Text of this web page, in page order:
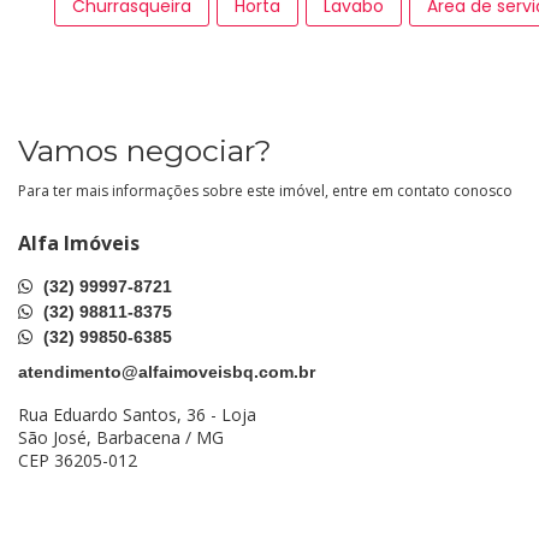
Churrasqueira Horta Lavabo Àrea de
Vamos negociar?
Para ter mais informações sobre este imóvel, entre em contato conosco
Alfa Imóveis
(32) 99997-8721
(32) 98811-8375
(32) 99850-6385
atendimento@alfaimoveisbq.com.br
Rua Eduardo Santos, 36 - Loja
São José, Barbacena / MG
CEP 36205-012